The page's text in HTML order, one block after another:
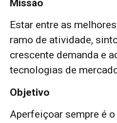
Missão
Estar entre as
ramo de atividade,
crescente demanda e
tecnologias de
Objetivo
Aperfeiçoar sempre é